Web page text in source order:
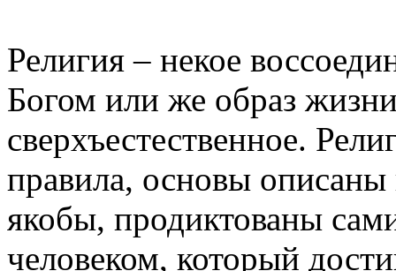
Религия – некое
Богом или же образ
сверхъестественное.
правила, основы
якобы, продиктованы
человеком, который